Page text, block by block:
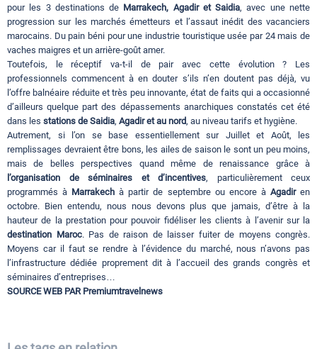
pour les 3 destinations de Marrakech, Agadir et Saidia, avec une nette
progression sur les marchés émetteurs et l’assaut inédit des vacanciers
marocains. Du pain béni pour une industrie touristique usée par 24 mais de
vaches maigres et un arrière-goût amer.
Toutefois, le réceptif va-t-il de pair avec cette évolution ? Les
professionnels commencent à en douter s’ils n’en doutent pas déjà, vu
l’offre balnéaire réduite et très peu innovante, état de faits qui a occasionné
d’ailleurs quelque part des dépassements anarchiques constatés cet été
dans les stations de Saidia, Agadir et au nord, au niveau tarifs et hygiène.
Autrement, si l’on se base essentiellement sur Juillet et Août, les
remplissages devraient être bons, les ailes de saison le sont un peu moins,
mais de belles perspectives quand même de renaissance grâce à
l’organisation de séminaires et d’incentives, particulièrement ceux
programmés à Marrakech à partir de septembre ou encore à Agadiren
octobre. Bien entendu, nous nous devons plus que jamais, d’être à la
hauteur de la prestation pour pouvoir fidéliser les clients à l’avenir sur la
destination Maroc. Pas de raison de laisser fuiter de moyens congrès.
Moyens car il faut se rendre à l’évidence du marché, nous n’avons pas
l’infrastructure dédiée proprement dit à l’accueil des grands congrès et
séminaires d’entreprises…
SOURCE WEB PAR Premiumtravelnews